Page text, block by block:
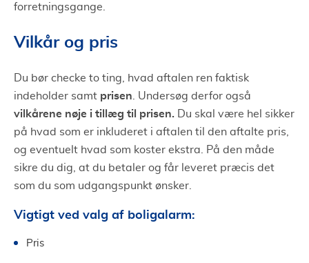
forretningsgange.
Vilkår og pris
Du bør checke to ting, hvad aftalen ren faktisk
indeholder samt prisen . Undersøg derfor også
vilkårene nøje i tillæg til prisen.
Du skal være hel sikker
på hvad som er inkluderet i aftalen til den aftalte pris,
og eventuelt hvad som koster ekstra. På den måde
sikre du dig, at du betaler og får leveret præcis det
som du som udgangspunkt ønsker.
Vigtigt ved valg af boligalarm:
Pris